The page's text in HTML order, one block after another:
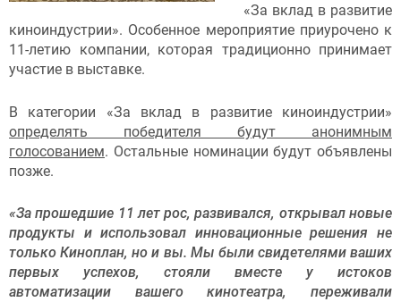
«За вклад в развитие
киноиндустрии». Особенное мероприятие приурочено к
11-летию компании, которая традиционно принимает
участие в выставке.
В категории «За вклад в развитие киноиндустрии»
определять победителя будут анонимным
голосованием. Остальные номинации будут объявлены
позже.
«За прошедшие 11 лет рос, развивался, открывал новые
продукты и использовал инновационные решения не
только Киноплан, но и вы. Мы были свидетелями ваших
первых успехов, стояли вместе у истоков
автоматизации вашего кинотеатра, переживали